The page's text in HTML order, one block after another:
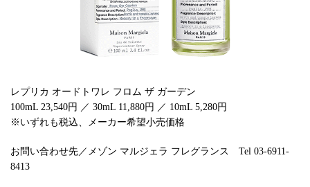
レプリカ オードトワレ フロム ザ ガーデン
100mL 23,540円 ／ 30mL 11,880円 ／ 10mL 5,280円
※いずれも税込、メーカー希望小売価格
お問い合わせ先／メゾン マルジェラ フレグランス Tel 03-6911-
8413